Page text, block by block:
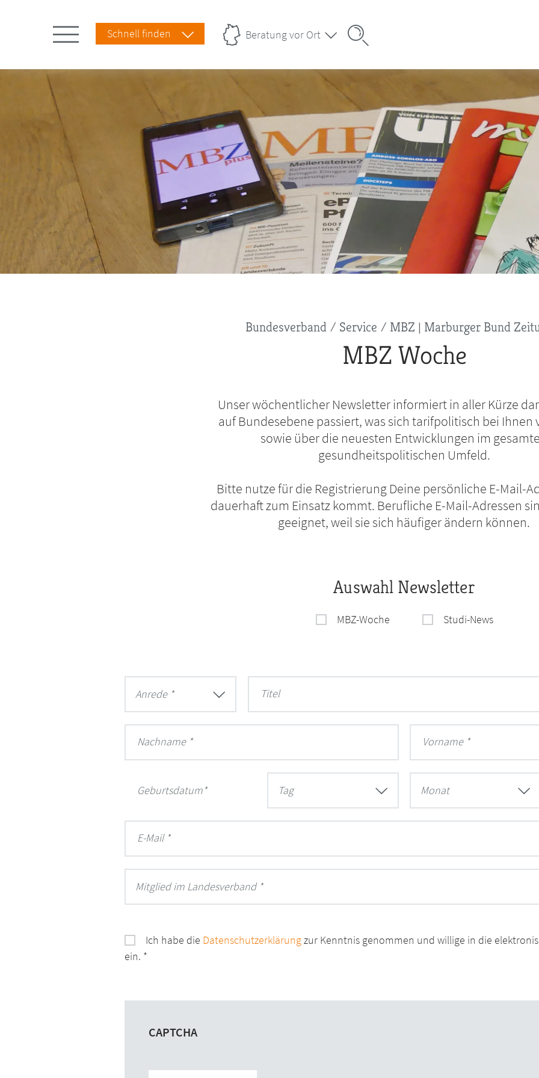
Schnell finden Beratung vor Ort
Bundesverband Service MBZ | Marburger Bund
MBZ Woche
Unser wöchentlicher Newsletter informiert in aller Kürze
auf Bundesebene passiert, was sich tarifpolitisch bei Ihnen
sowie über die neuesten Entwicklungen im
gesundheitspolitischen Umfeld.
Bitte nutze für die Registrierung Deine persönliche E-Mail-
dauerhaft zum Einsatz kommt. Berufliche E-Mail-Adressen
geeignet, weil sie sich häufiger ändern können.
Auswahl Newsletter
MBZ-Woche Studi-News
Anrede * Titel
Nachname Vorname
Geburtsdatum Tag Monat
E-Mail
Mitglied im Landesverband *
Ich habe die Datenschutzerklärungzur Kenntnis genommen und willige in die
ein.
CAPTCHA